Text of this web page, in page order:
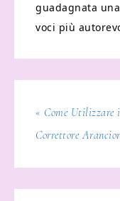
guadagnata
voci più
« Come Utilizzare
Correttore